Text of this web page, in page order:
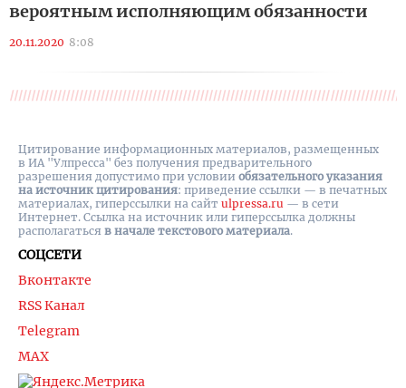
вероятным исполняющим обязанности
20.11.2020 8:08
СОЦСЕТИ
Вконтакте
RSS Канал
Telegram
MAX
Цитирование информационных материалов, размещенных
в ИА "Улпресса" без получения предварительного
разрешения допустимо при условии обязательного указания
на источник цитирования: приведение ссылки — в печатных
материалах, гиперссылки на cайт ulpressa.ru — в сети
Интернет. Ссылка на источник или гиперссылка должны
располагаться в начале текстового материала.